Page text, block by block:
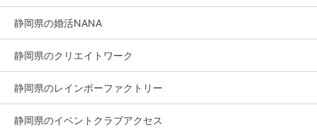
静岡県の婚活NANA
静岡県のクリエイトワーク
静岡県のレインボーファクトリー
静岡県のイベントクラブアクセス